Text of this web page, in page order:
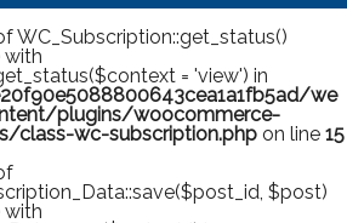
WC_Subscription::get_status()
with
= 'view') in
we
plugins/woocommerce-
class-wc-subscription.php on line 15
$post)
with